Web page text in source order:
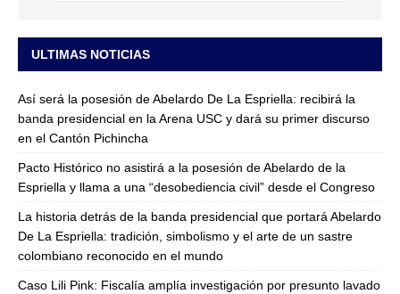
ULTIMAS NOTICIAS
Así será la posesión de Abelardo De La Espriella: recibirá la
banda presidencial en la Arena USC y dará su primer discurso
en el Cantón Pichincha
Pacto Histórico no asistirá a la posesión de Abelardo de la
Espriella y llama a una “desobediencia civil” desde el Congreso
La historia detrás de la banda presidencial que portará Abelardo
De La Espriella: tradición, simbolismo y el arte de un sastre
colombiano reconocido en el mundo
Caso Lili Pink: Fiscalía amplía investigación por presunto lavado